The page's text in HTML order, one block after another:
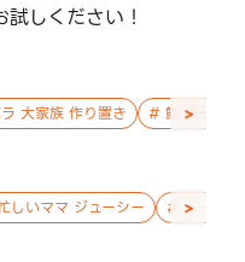
しください！
大家族 作り置き # 鮭 親子 作
>
しいママ ジューシー # チーズ
>